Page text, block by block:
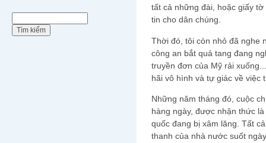
tất cả những đài, hoặc giấy
tin cho dân chúng.
Thời đó, tôi còn nhỏ đã nghe
công an bắt quả tang đang
truyền đơn của Mỹ rải
hãi vô hình và tự giác về việc
Những năm tháng đó, cuộc
hàng ngày, được nhận thức
quốc đang bị xâm lăng. Tất
thanh của nhà nước suốt